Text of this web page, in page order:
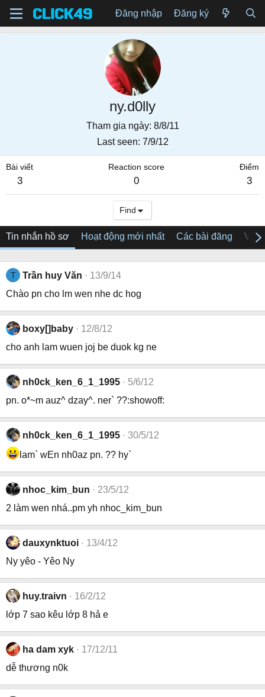
Đăng nhập Đăng ký
ny.d0lly
Tham gia ngày 8/8/11
Last seen 7/9/12
Bài viết
3
Reaction score
0
Điểm
3
Find
Tin nhắn hồ sơ Hoạt động mới nhất Các bài đăng Về
T Trần huy Văn
13/9/14
Chào pn cho lm wen nhe dc hog
boxy[]baby
12/8/12
cho anh lam wuen joj be duok kg ne
nh0ck_ken_6_1_1995
5/6/12
pn. o*~m auz^ dzay^. ner` ??:showoff:
nh0ck_ken_6_1_1995
30/5/12
lam` wEn nh0az pn. ?? hy`
nhoc_kim_bun
23/5/12
2 làm wen nhá..pm yh nhoc_kim_bun
dauxynktuoi
13/4/12
Ny yêo - Yêo Ny
huy.traivn
16/2/12
lớp 7 sao kêu lớp 8 hả e
ha dam xyk
17/12/11
dễ thương n0k